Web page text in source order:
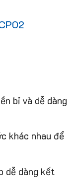
bỉ và dễ dàng
khác nhau để
dễ dàng kết